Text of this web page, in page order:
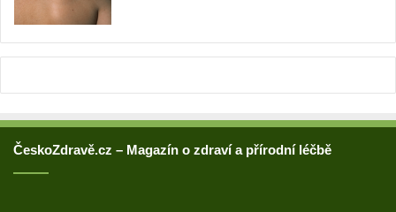
ČeskoZdravě.cz – Magazín o zdraví a přírodní léčbě